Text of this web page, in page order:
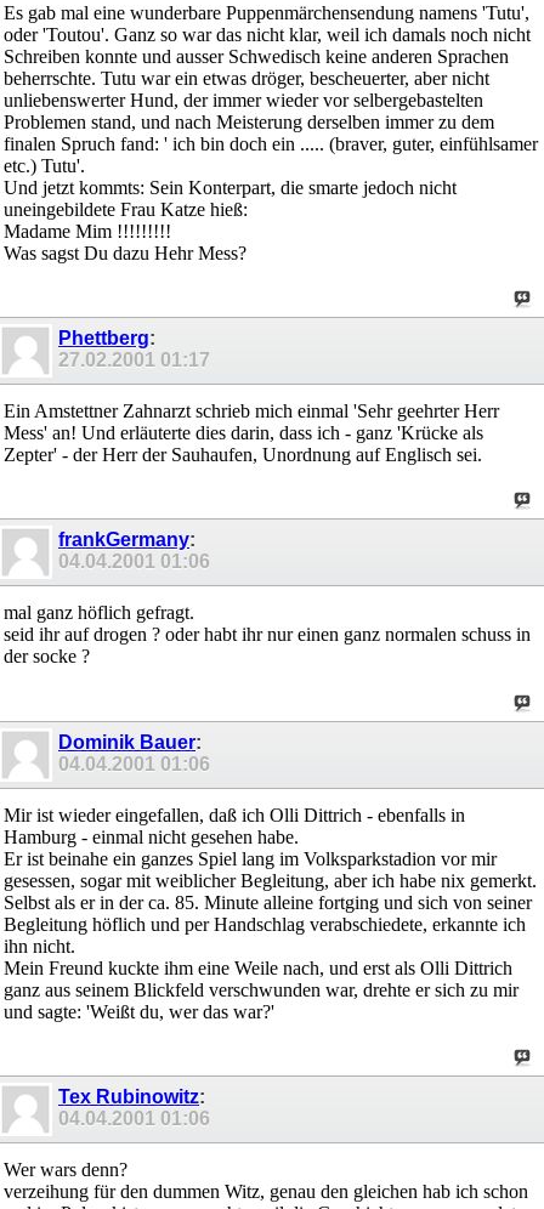
Es gab mal eine wunderbare Puppenmärchensendung namens 'Tutu',
oder 'Toutou'. Ganz so war das nicht klar, weil ich damals noch nicht
Schreiben konnte und ausser Schwedisch keine anderen Sprachen
beherrschte. Tutu war ein etwas dröger, bescheuerter, aber nicht
unliebenswerter Hund, der immer wieder vor selbergebastelten
Problemen stand, und nach Meisterung derselben immer zu dem
finalen Spruch fand: ' ich bin doch ein ..... (braver, guter, einfühlsamer
etc.) Tutu'.
Und jetzt kommts: Sein Konterpart, die smarte jedoch nicht
uneingebildete Frau Katze hieß:
Madame Mim !!!!!!!!!
Was sagst Du dazu Hehr Mess?
Phettberg:
27.02.2001 01:17
Ein Amstettner Zahnarzt schrieb mich einmal 'Sehr geehrter Herr
Mess' an! Und erläuterte dies darin, dass ich - ganz 'Krücke als
Zepter' - der Herr der Sauhaufen, Unordnung auf Englisch sei.
frankGermany:
04.04.2001 01:06
mal ganz höflich gefragt.
seid ihr auf drogen ? oder habt ihr nur einen ganz normalen schuss in
der socke ?
Dominik Bauer:
04.04.2001 01:06
Mir ist wieder eingefallen, daß ich Olli Dittrich - ebenfalls in
Hamburg - einmal nicht gesehen habe.
Er ist beinahe ein ganzes Spiel lang im Volksparkstadion vor mir
gesessen, sogar mit weiblicher Begleitung, aber ich habe nix gemerkt.
Selbst als er in der ca. 85. Minute alleine fortging und sich von seiner
Begleitung höflich und per Handschlag verabschiedete, erkannte ich
ihn nicht.
Mein Freund kuckte ihm eine Weile nach, und erst als Olli Dittrich
ganz aus seinem Blickfeld verschwunden war, drehte er sich zu mir
und sagte: 'Weißt du, wer das war?'
Tex Rubinowitz:
04.04.2001 01:06
Wer wars denn?
verzeihung für den dummen Witz, genau den gleichen hab ich schon